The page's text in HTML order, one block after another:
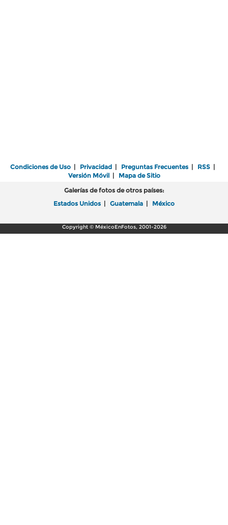
Condiciones de Uso | Privacidad | Preguntas Frecuentes | RSS |
Versión Móvil| Mapa de Sitio
Galerías de fotos de otros países:
Estados Unidos | Guatemala | México
Copyright © MéxicoEnFotos, 2001-2026